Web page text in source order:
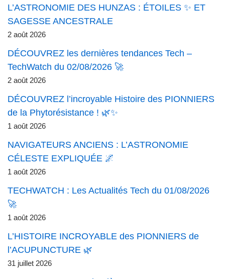
L’ASTRONOMIE DES HUNZAS : ÉTOILES ✨ ET
SAGESSE ANCESTRALE
2 août 2026
DÉCOUVREZ les dernières tendances Tech –
TechWatch du 02/08/2026 🚀
2 août 2026
DÉCOUVREZ l’incroyable Histoire des PIONNIERS
de la Phytorésistance ! 🌿✨
1 août 2026
NAVIGATEURS ANCIENS : L’ASTRONOMIE
CÉLESTE EXPLIQUÉE 🌌
1 août 2026
TECHWATCH : Les Actualités Tech du 01/08/2026
🚀
1 août 2026
L’HISTOIRE INCROYABLE des PIONNIERS de
l’ACUPUNCTURE 🌿
31 juillet 2026